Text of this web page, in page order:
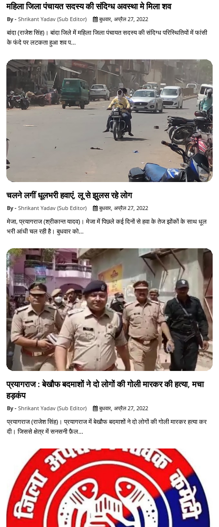
महिला जिला पंचायत सदस्य की संदिग्ध अवस्था मे मिला शव
Shrikant Yadav (Sub Editor) बुधवार, अप्रैल 27, 2022
बांदा (राजेश सिंह)। बांदा जिले में महिला जिला पंचायत सदस्य की संदिग्ध परिस्थितियों में फांसी
के फंदे पर लटकता हुआ शव प…
चलने लगीं धूलभरी हवाएं, लू से झुलस रहे लोग
Shrikant Yadav (Sub Editor) बुधवार, अप्रैल 27, 2022
मेजा, प्रयागराज (श्रीकान्त यादव)। मेजा में पिछले कई दिनों से हवा के तेज झोंकों के साथ धूल
भरी आंधी चल रही है। बुधवार को…
प्रयागराज : बेखौफ बदमाशों ने दो लोगों की गोली मारकर की हत्या, मचा
हड़कंप
Shrikant Yadav (Sub Editor) बुधवार, अप्रैल 27, 2022
प्रयागराज (राजेश सिंह)। प्रयागराज में बेखौफ बदमाशों ने दो लोगों की गोली मारकर हत्या कर
दी। जिससे क्षेत्र में सनसनी फ़ैल…